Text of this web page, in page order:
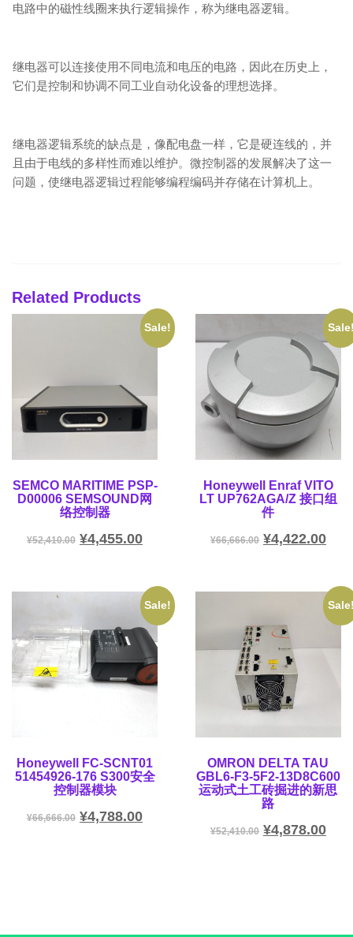
电路中的磁性线圈来执行逻辑操作，称为继电器逻辑。
继电器可以连接使用不同电流和电压的电路，因此在历史上，
它们是控制和协调不同工业自动化设备的理想选择。
继电器逻辑系统的缺点是，像配电盘一样，它是硬连线的，并
且由于电线的多样性而难以维护。微控制器的发展解决了这一
问题，使继电器逻辑过程能够编程编码并存储在计算机上。
Related Products
Sale!
SEMCO MARITIME PSP-
D00006 SEMSOUND网
络控制器
¥52,410.00 ¥4,455.00
Honeywell Enraf VITO
LT UP762AGA/Z 接口组
件
¥66,666.00 ¥4,422.00
Sale!
Honeywell FC-SCNT01
51454926-176 S300安全
控制器模块
¥66,666.00 ¥4,788.00
OMRON DELTA TAU
GBL6-F3-5F2-13D8C600
运动式土工砖掘进的新思
路
¥52,410.00 ¥4,878.00